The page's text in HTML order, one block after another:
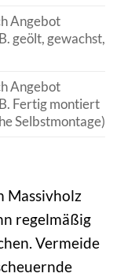
Angebot
geölt, gewachst,
Angebot
Fertig montiert
Selbstmontage)
Massivholz
regelmäßig
Vermeide